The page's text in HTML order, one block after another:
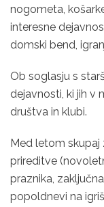
nogometa,
interesne
domski bend,
Ob soglasju s
dejavnosti, ki jih v
društva in klubi.
Med letom skupaj
prireditve
praznika,
popoldnevi na